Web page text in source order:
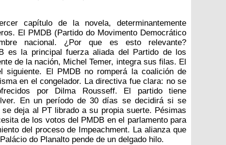
capítulo de la novela, determinantemente
El PMDB (Partido do Movimento Democrático
nacional. ¿Por que es esto relevante?
es la principal fuerza aliada del Partido de los
de la nación, Michel Temer, integra sus filas. El
siguiente. El PMDB no romperá la coalición de
en el congelador. La directiva fue clara: no se
por Dilma Rousseff. El partido tiene
En un período de 30 días se decidirá si se
deja al PT librado a su propia suerte. Pésimas
de los votos del PMDB en el parlamento para
del proceso de Impeachment. La alianza que
do Planalto pende de un delgado hilo.